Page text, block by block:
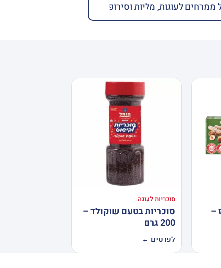
ממרחים לעוגות, מליות וסירופ
–
סוכריות לעוגה
סוכריות בטעם שוקולד –
200 גרם
לפרטים ←